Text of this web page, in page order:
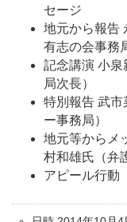
セージ
地元から報告
有志の会事務
記念講演 小泉
局次長）
特別報告 武市
ー事務局）
地元等からメ
村和雄氏（弁
アピール行動